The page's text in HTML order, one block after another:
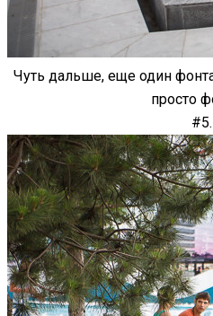
Чуть дальше, еще один
просто
#5.